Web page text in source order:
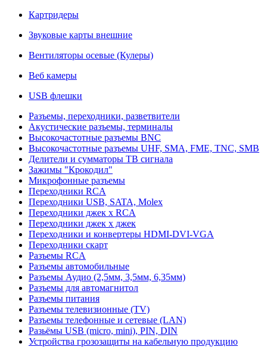
Картридеры
Звуковые карты внешние
Вентиляторы осевые (Кулеры)
Веб камеры
USB флешки
Разъемы, переходники, разветвители
Акустические разъемы, терминалы
Высокочастотные разъемы BNC
Высокочастотные разъемы UHF, SMA, FME, TNC, SMB
Делители и сумматоры ТВ сигнала
Зажимы "Крокодил"
Микрофонные разъемы
Переходники RCA
Переходники USB, SATA, Molex
Переходники джек х RCA
Переходники джек х джек
Переходники и конвертеры HDMI-DVI-VGA
Переходники скарт
Разъемы RCA
Разъемы автомобильные
Разъемы Аудио (2,5мм, 3,5мм, 6,35мм)
Разъемы для автомагнитол
Разъемы питания
Разъемы телевизионные (TV)
Разъемы телефонные и сетевые (LAN)
Разьёмы USB (micro, mini), PIN, DIN
Устройства грозозащиты на кабельную продукцию